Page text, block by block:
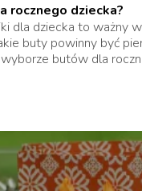
rocznego dziecka?
dla dziecka to ważny
buty powinny być
wyborze butów dla